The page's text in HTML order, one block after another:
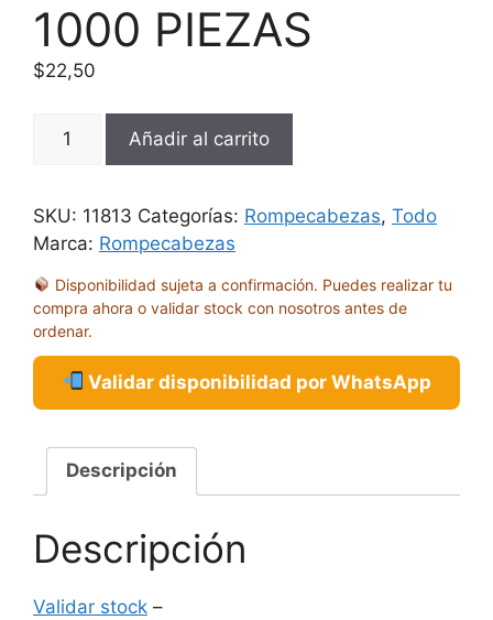
1000 PIEZAS
$22,50
BIKE
FREEDOM
DELUXE
PIEZAS
cantidad
Añadir al carrito
SKU: 11813 Categorías: Rompecabezas, Todo
Marca: Rompecabezas
Disponibilidad sujeta a confirmación. Puedes realizar tu
compra ahora o validar stock con nosotros antes de
ordenar.
Validar disponibilidad por WhatsApp
Descripción
Descripción
Validar stock –